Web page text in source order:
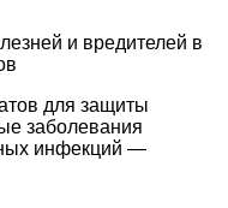
и вредителей в
для защиты
заболевания
инфекций —